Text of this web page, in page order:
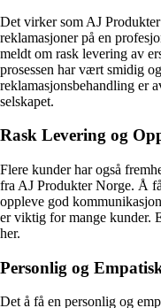
Det virker som AJ
reklamasjoner på en
meldt om rask levering av
prosessen har vært smidig
reklamasjonsbehandling er
selskapet.
Rask Levering og
Flere kunder har også
fra AJ Produkter Norge. Å
oppleve god
er viktig for mange kunder.
her.
Personlig og
Det å få en personlig og